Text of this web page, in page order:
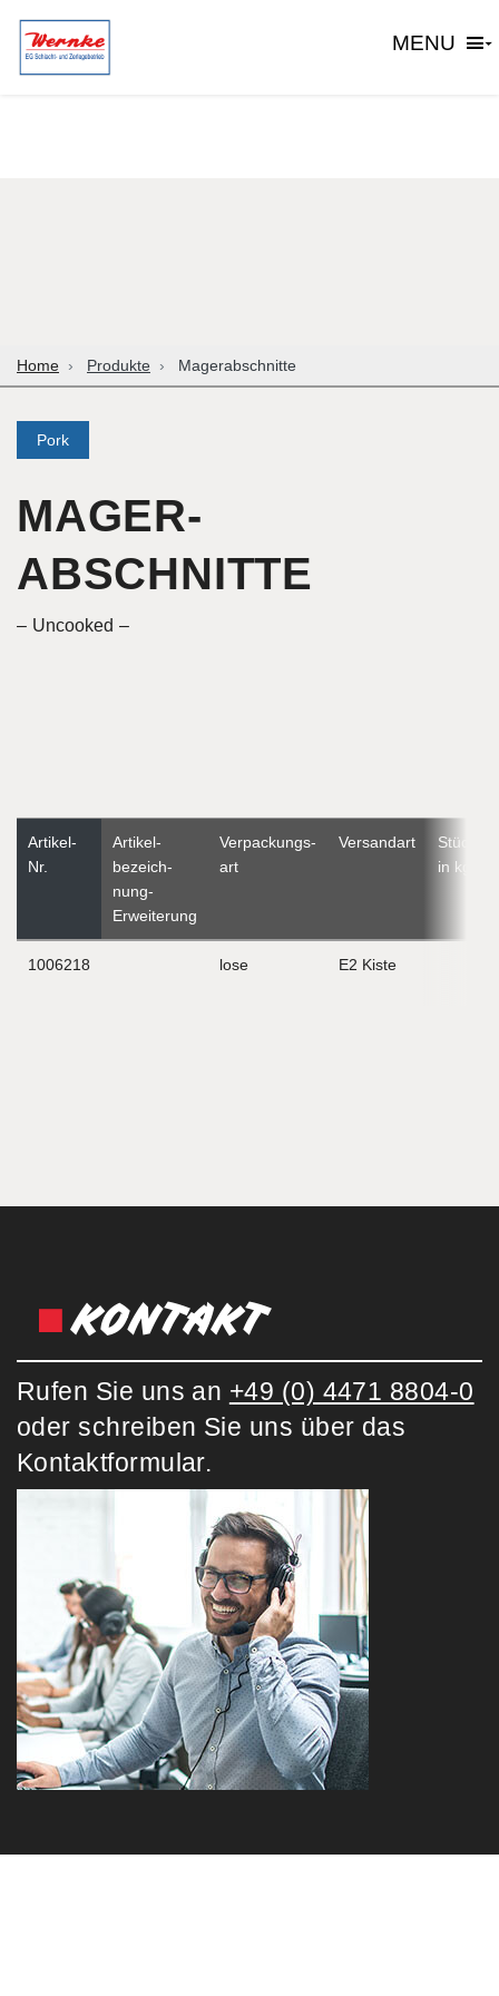
MENU
Home Produkte Mager­abschnitte
Pork
MAGER­
ABSCHNITTE
Uncooked
Artikel-
Nr.
Artikel­
bezeich­
nung-
Erweiterung
Verpackungs­
art
Versandart
in kg
1006218 lose E2 Kiste
KONTAKT
Rufen Sie uns an +49 (0) 4471 8804-0
oder schreiben Sie uns über das
Kontaktformular.